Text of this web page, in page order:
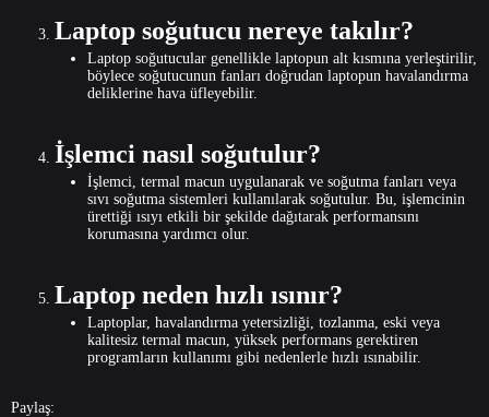
Laptop soğutucu nereye takılır?
Laptop soğutucular genellikle laptopun alt kısmına yerleştirilir,
böylece soğutucunun fanları doğrudan laptopun havalandırma
deliklerine hava üfleyebilir.
İşlemci nasıl soğutulur?
İşlemci, termal macun uygulanarak ve soğutma fanları veya
sıvı soğutma sistemleri kullanılarak soğutulur. Bu, işlemcinin
ürettiği ısıyı etkili bir şekilde dağıtarak performansını
korumasına yardımcı olur.
Laptop neden hızlı ısınır?
Laptoplar, havalandırma yetersizliği, tozlanma, eski veya
kalitesiz termal macun, yüksek performans gerektiren
programların kullanımı gibi nedenlerle hızlı ısınabilir.
Paylaş: